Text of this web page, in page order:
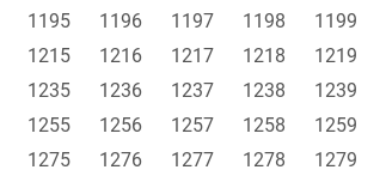
1195 1196 1197 1198 1199
1215 1216 1217 1218 1219
1235 1236 1237 1238 1239
1255 1256 1257 1258 1259
1275 1276 1277 1278 1279